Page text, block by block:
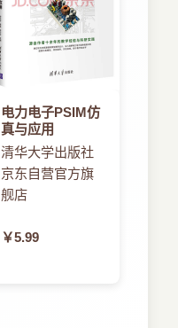
电力电子PSIM仿
真与应用
清华大学出版社
京东自营官方旗
舰店
￥5.99